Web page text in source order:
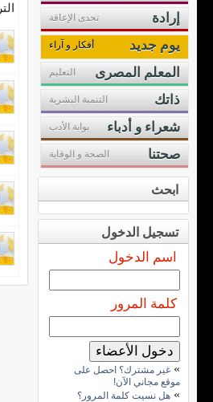
إرادة تحدى الإعاقة
يوم جديد أفكار و آراء
المعلم المصرى التعليم
ذاتك التنمية البشرية
شعراء و أدباء بوابة الأدب
صحتنا الصحة و الوقاية
ابحث
تسجيل الدخول
اسم الدخول
كلمة المرور
» غير مشترك؟ احصل على
موقع مجاني الآن!
» هل نسيت كلمة المرور؟